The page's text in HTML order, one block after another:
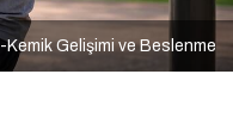
Gelişimi ve Beslenme